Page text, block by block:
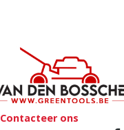
Contacteer ons